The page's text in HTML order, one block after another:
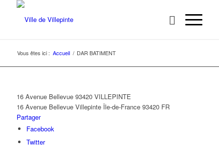
Vous êtes ici : Accueil / DAR BATIMENT
16 Avenue Bellevue 93420 VILLEPINTE
16 Avenue Bellevue Villepinte Île-de-France 93420 FR
Partager
Facebook
Twitter